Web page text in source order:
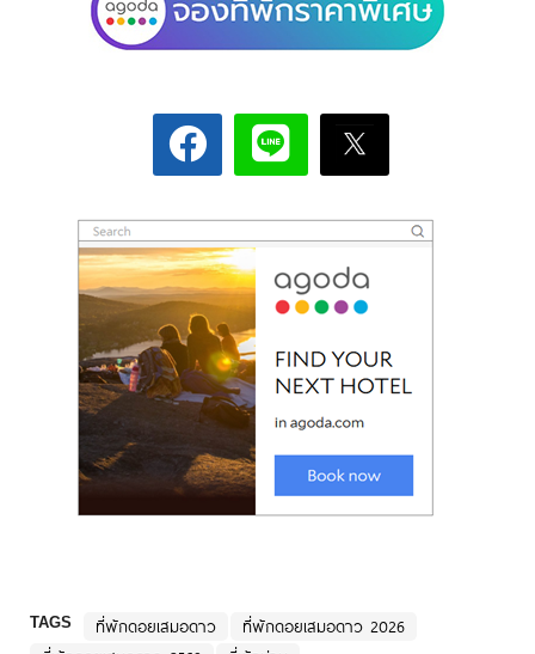
TAGS ที่พักดอยเสมอดาว
ที่พักดอยเสมอดาว 2026